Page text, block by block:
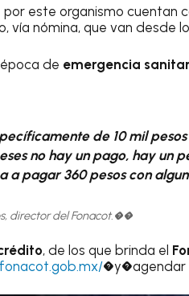
por este organismo cuentan
vía nómina, que van desde
de emergencia
de 10 mil
no hay un pago, hay
a pagar 360 pesos con
director del Fonacot.��
, de los que brinda el
�y�agendar